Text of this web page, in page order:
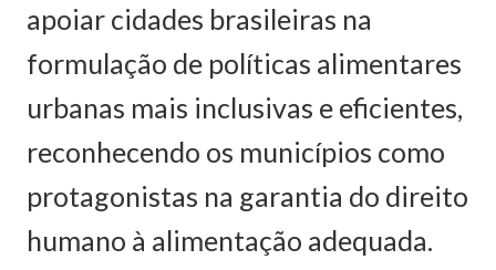
apoiar cidades brasileiras na
formulação de políticas alimentares
urbanas mais inclusivas e eficientes,
reconhecendo os municípios como
protagonistas na garantia do direito
humano à alimentação adequada.